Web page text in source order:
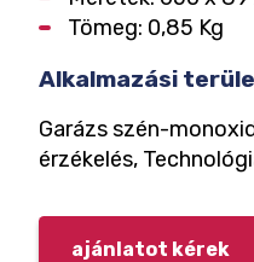
Tömeg: 0,85 Kg
Alkalmazási
Garázs szén-
érzékelés,
ajánlatot kérek